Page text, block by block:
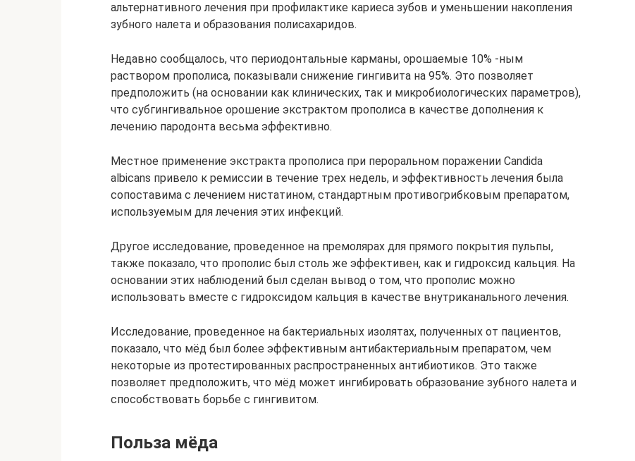
альтернативного лечения при профилактике кариеса зубов и уменьшении накопления
зубного налета и образования полисахаридов.
Недавно сообщалось, что периодонтальные карманы, орошаемые 10% -ным
раствором прополиса, показывали снижение гингивита на 95%. Это позволяет
предположить (на основании как клинических, так и микробиологических параметров),
что субгингивальное орошение экстрактом прополиса в качестве дополнения к
лечению пародонта весьма эффективно.
Местное применение экстракта прополиса при пероральном поражении Candida
albicans привело к ремиссии в течение трех недель, и эффективность лечения была
сопоставима с лечением нистатином, стандартным противогрибковым препаратом,
используемым для лечения этих инфекций.
Другое исследование, проведенное на премолярах для прямого покрытия пульпы,
также показало, что прополис был столь же эффективен, как и гидроксид кальция. На
основании этих наблюдений был сделан вывод о том, что прополис можно
использовать вместе с гидроксидом кальция в качестве внутриканального лечения.
Исследование, проведенное на бактериальных изолятах, полученных от пациентов,
показало, что мёд был более эффективным антибактериальным препаратом, чем
некоторые из протестированных распространенных антибиотиков. Это также
позволяет предположить, что мёд может ингибировать образование зубного налета и
способствовать борьбе с гингивитом.
Польза мёда